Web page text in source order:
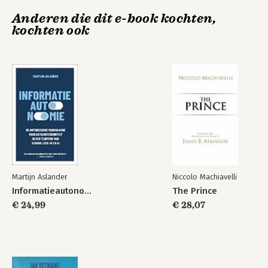
landbouw
Hoofdstuk 8 Naar een nieuwe cultuur: vrouwen op de
Nawoord
Dankwoord
Lijst van organisaties die lezers kunnen steunen
Anderen die dit e-book kochten,
kochten ook
Martijn Aslander
Informatieautonomie
€ 24,99
Niccolo Machiavelli
The Prince
€ 28,07